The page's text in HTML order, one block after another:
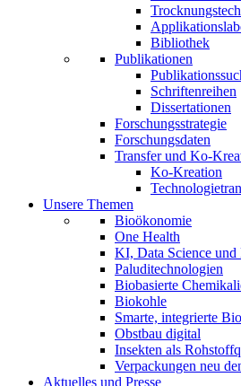
Bibliothek
Publikationen
Schriftenreihen
Dissertationen
Forschungsstrategie
Forschungsdaten
Transfer und Ko-
Ko-Kreation
Unsere Themen
Bioökonomie
One Health
KI, Data Science
Paluditechnologien
Biobasierte
Biokohle
Smarte, integrierte
Obstbau digital
Insekten als
Verpackungen neu
Aktuelles und Presse